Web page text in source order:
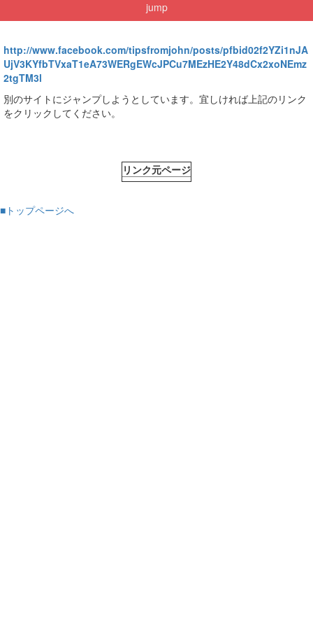
jump
http://www.facebook.com/tipsfromjohn/posts/pfbid02f2YZi1nJA
UjV3KYfbTVxaT1eA73WERgEWcJPCu7MEzHE2Y48dCx2xoNEmz
2tgTM3l
別のサイトにジャンプしようとしています。宜しければ上記のリンク
をクリックしてください。
リンク元ページ
■トップページへ